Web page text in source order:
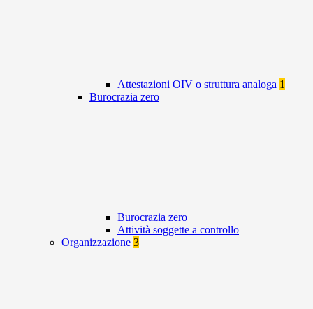
Attestazioni OIV o struttura analoga 1
Burocrazia zero
Burocrazia zero
Attività soggette a controllo
Organizzazione 3